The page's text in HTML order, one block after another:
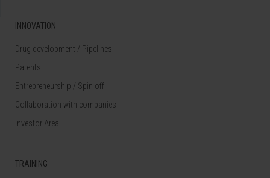
INNOVATION
Drug development / Pipelines
Patents
Entrepreneurship / Spin off
Collaboration with companies
Investor Area
TRAINING